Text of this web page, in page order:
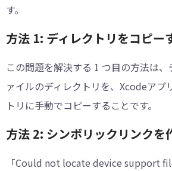
す。
方法 1: ディレクトリをコピー
この問題を解決する 1 つ目の方法は
ァイルのディレクトリを、Xcodeアプ
トリに手動でコピーすることです。
方法 2: シンボリックリンクを
「Could not locate device support